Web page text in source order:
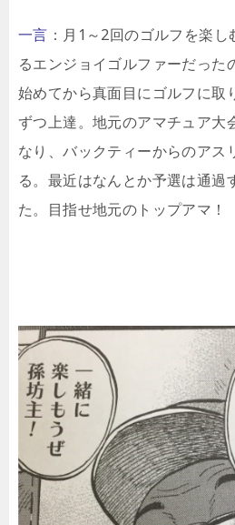
一言 ：月1～2回のゴルフを楽
るエンジョイゴルファーだった
始めてから真面目にゴルフに取
ずつ上達。地元のアマチュア大
なり、バックティーからのアス
る。最近はなんとか予選は通過
た。目指せ地元のトップアマ！